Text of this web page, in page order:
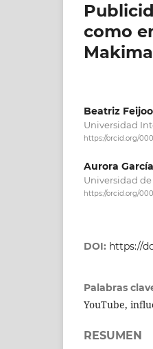
como
Beatriz
Universidad
https://orcid.org/
Aurora
Universidad
https://orcid.org/
DOI: https://
Palabras
YouTube,
RESUMEN